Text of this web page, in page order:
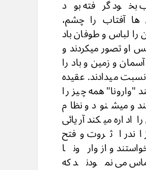
بخود گرفته بود
ها آفتاب را چشم،
را لباس و طوفان باد
او تصور میکردند و
آسمان و زمین و باد را
میدادند. عقیده
"وارونا" همه چیز را
و میشنود و نظام
اداره میکند آریائی
اندر ا ثروت وفتح
و از وارونا
می نمودند که